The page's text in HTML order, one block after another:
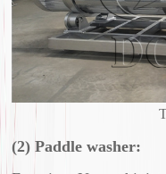
(2) Paddle washer: